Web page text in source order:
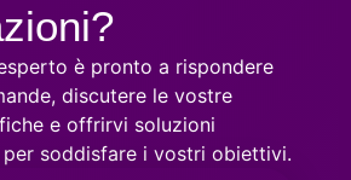
è pronto a rispondere
discutere le vostre
e offrirvi soluzioni
soddisfare i vostri obiettivi.